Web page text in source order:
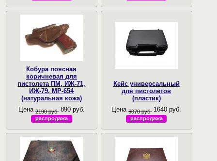
Кобура поясная
коричневая для
пистолета ПМ, ИЖ-71,
ИЖ-79, МР-654
(натуральная кожа)
Цена 2190 руб. 890 руб.
распродажа
Кейс универсальный
для пистолетов
(пластик)
Цена6070 руб. 1640 руб.
распродажа